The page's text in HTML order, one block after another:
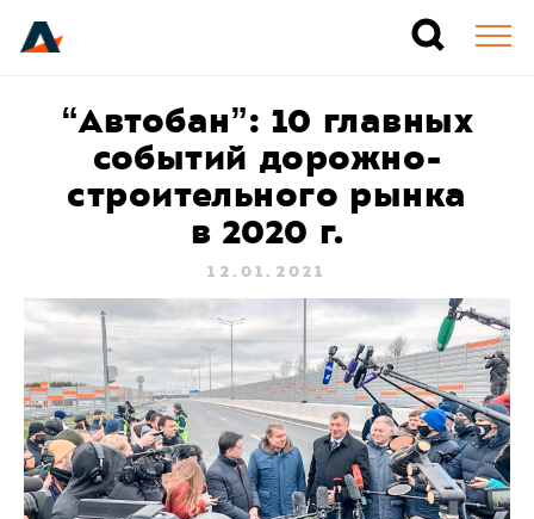
“Автобан”: 10 главных
событий дорожно-
строительного рынка
в 2020 г.
12.01.2021